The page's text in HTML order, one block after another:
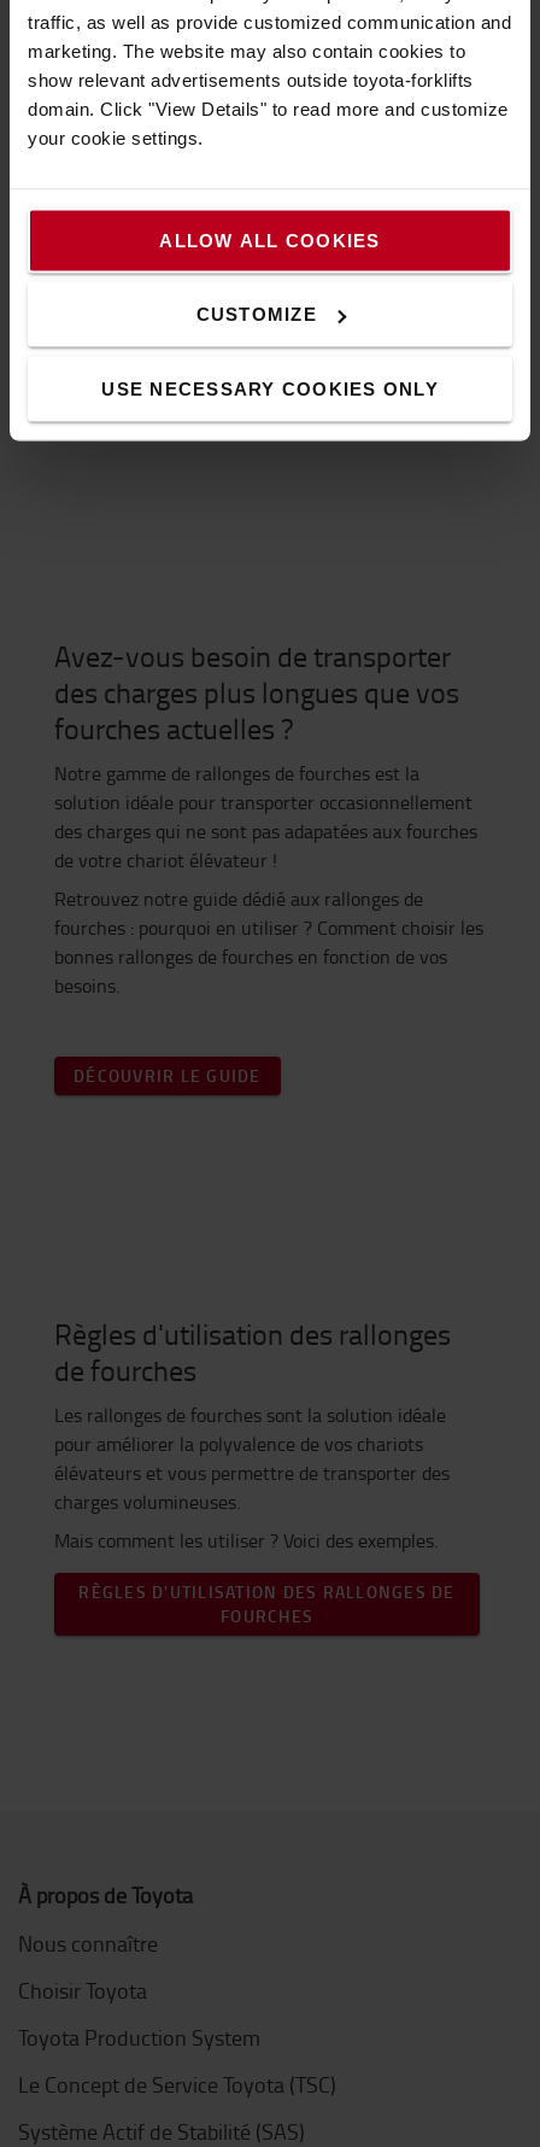
traffic, as well as provide customized communication and
marketing. The website may also contain cookies to
show relevant advertisements outside toyota-forklifts
domain. Click "View Details" to read more and customize
your cookie settings.
ALLOW ALL COOKIES
CUSTOMIZE
USE NECESSARY COOKIES ONLY
CONTACTEZ-NOUS
Obtenir plus d'information
Comment acheter en ligne
Transport et livraison
Avez-vous besoin de transporter
des charges plus longues que vos
fourches actuelles ?
Notre gamme de rallonges de fourches est la
solution idéale pour transporter occasionnellement
des charges qui ne sont pas adapatées aux fourches
de votre chariot élévateur !
Retrouvez notre guide dédié aux rallonges de
fourches : pourquoi en utiliser ? Comment choisir les
bonnes rallonges de fourches en fonction de vos
besoins.
DÉCOUVRIR LE GUIDE
Règles d'utilisation des rallonges
de fourches
Les rallonges de fourches sont la solution idéale
pour améliorer la polyvalence de vos chariots
élévateurs et vous permettre de transporter des
charges volumineuses.
Mais comment les utiliser ? Voici des exemples.
RÈGLES D'UTILISATION DES RALLONGES DE
FOURCHES
À propos de Toyota
Nous connaître
Choisir Toyota
Toyota Production System
Le Concept de Service Toyota (TSC)
Système Actif de Stabilité (SAS)